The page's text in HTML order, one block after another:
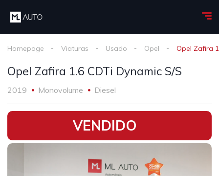
Homepage Viaturas Usado Opel Opel Zafira
Opel Zafira 1.6 CDTi Dynamic S/S
2019 Monovolume Diesel
•
VENDIDO